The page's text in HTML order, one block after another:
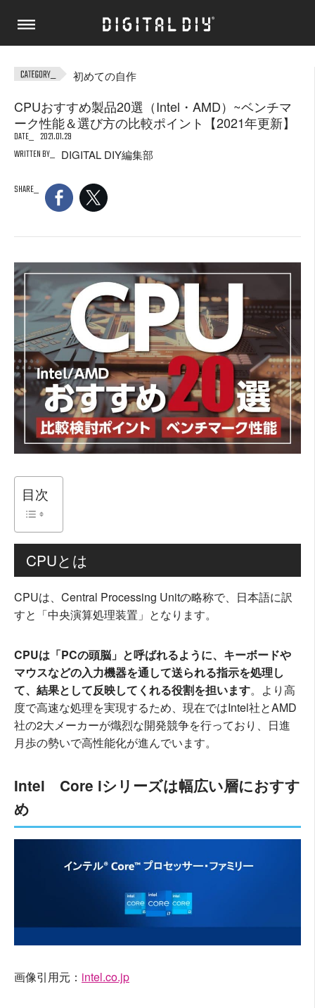
初めての自作
CPUおすすめ製品20選（Intel・AMD）~ベンチマ
ーク性能＆選び方の比較ポイント【2021年更新】
DATE
2021.01.29
WRITTEN BY
DIGITAL DIY編集部
SHARE
目次
CPUとは
CPUは、Central Processing Unitの略称で、日本語に訳
すと「中央演算処理装置」となります。
CPUは「PCの頭脳」と呼ばれるように、キーボードや
マウスなどの入力機器を通して送られる指示を処理し
て、結果として反映してくれる役割を担います。より高
度で高速な処理を実現するため、現在ではIntel社とAMD
社の2大メーカーが熾烈な開発競争を行っており、日進
月歩の勢いで高性能化が進んでいます。
Intel Core iシリーズは幅広い層におすす
め
画像引用元： intel.co.jp